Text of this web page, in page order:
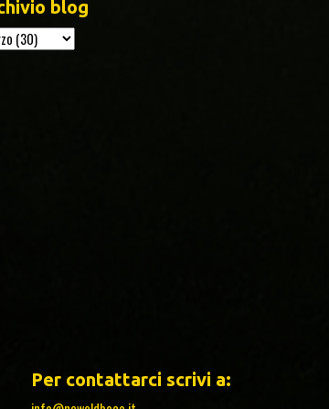
blog
Per contattarci scrivi a: